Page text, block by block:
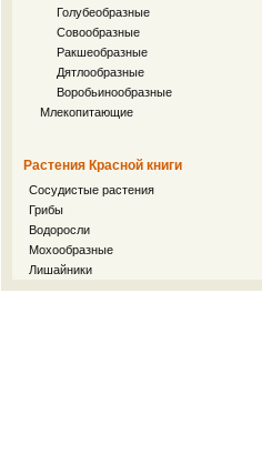
Голубеобразные
Совообразные
Ракшеобразные
Дятлообразные
Воробьинообразные
Млекопитающие
Растения Красной книги
Сосудистые растения
Грибы
Водоросли
Мохообразные
Лишайники